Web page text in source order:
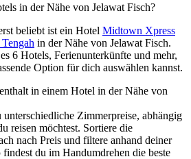
in der Nähe von Jelawat Fisch?
beliebt ist ein Hotel Midtown Xpress
in der Nähe von Jelawat Fisch.
6 Hotels, Ferienunterkünfte und mehr,
Option für dich auswählen kannst.
in einem Hotel in der Nähe von
Zimmerpreise, abhängig
reisen möchtest. Sortiere die
nach Preis und filtere anhand deiner
du im Handumdrehen die beste